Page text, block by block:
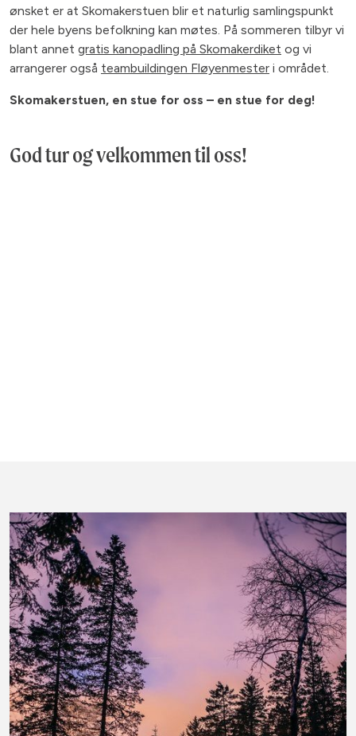
ønsket er at Skomakerstuen blir et naturlig samlingspunkt
der hele byens befolkning kan møtes. På sommeren tilbyr vi
blant annet gratis kanopadling på Skomakerdiket og vi
arrangerer også teambuildingen Fløyenmester i området.
Skomakerstuen, en stue for oss – en stue for deg!
God tur og velkommen til oss!